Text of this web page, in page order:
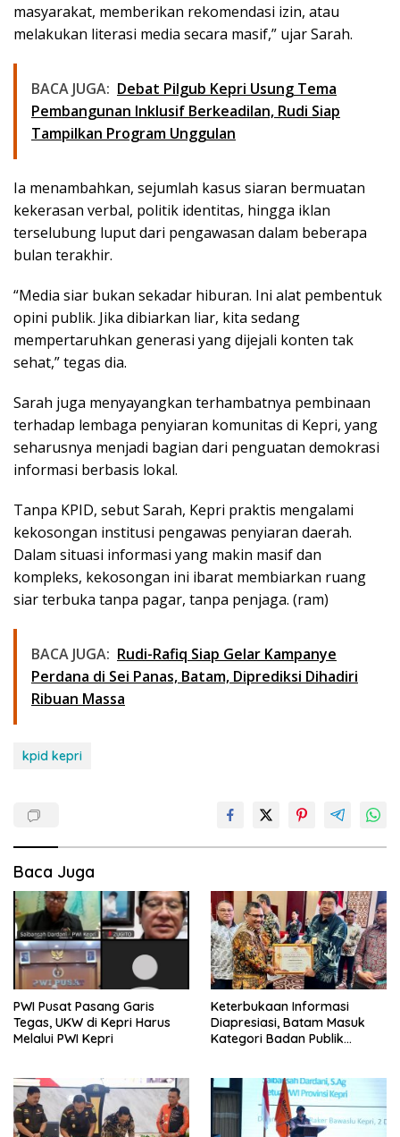
masyarakat, memberikan rekomendasi izin, atau
melakukan literasi media secara masif,” ujar Sarah.
BACA JUGA: Debat Pilgub Kepri Usung Tema
Pembangunan Inklusif Berkeadilan, Rudi Siap
Tampilkan Program Unggulan
Ia menambahkan, sejumlah kasus siaran bermuatan
kekerasan verbal, politik identitas, hingga iklan
terselubung luput dari pengawasan dalam beberapa
bulan terakhir.
“Media siar bukan sekadar hiburan. Ini alat pembentuk
opini publik. Jika dibiarkan liar, kita sedang
mempertaruhkan generasi yang dijejali konten tak
sehat,” tegas dia.
Sarah juga menyayangkan terhambatnya pembinaan
terhadap lembaga penyiaran komunitas di Kepri, yang
seharusnya menjadi bagian dari penguatan demokrasi
informasi berbasis lokal.
Tanpa KPID, sebut Sarah, Kepri praktis mengalami
kekosongan institusi pengawas penyiaran daerah.
Dalam situasi informasi yang makin masif dan
kompleks, kekosongan ini ibarat membiarkan ruang
siar terbuka tanpa pagar, tanpa penjaga. (ram)
BACA JUGA: Rudi-Rafiq Siap Gelar Kampanye
Perdana di Sei Panas, Batam, Diprediksi Dihadiri
Ribuan Massa
kpid kepri
Baca Juga
PWI Pusat Pasang Garis
Tegas, UKW di Kepri Harus
Melalui PWI Kepri
Keterbukaan Informasi
Diapresiasi, Batam Masuk
Kategori Badan Publik